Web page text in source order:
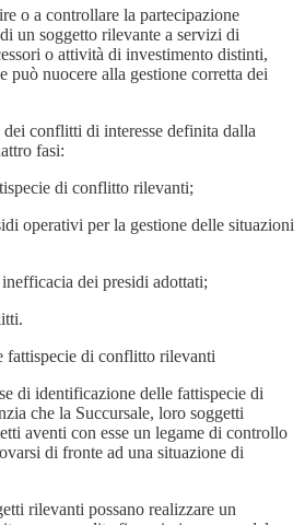
o a controllare la partecipazione
un soggetto rilevante a servizi di
o attività di investimento distinti,
può nuocere alla gestione corretta dei
conflitti di interesse definita dalla
fasi:
di conflitto rilevanti;
operativi per la gestione delle situazioni
dei presidi adottati;
di conflitto rilevanti
di identificazione delle fattispecie di
che la Succursale, loro soggetti
aventi con esse un legame di controllo
di fronte ad una situazione di
rilevanti possano realizzare un